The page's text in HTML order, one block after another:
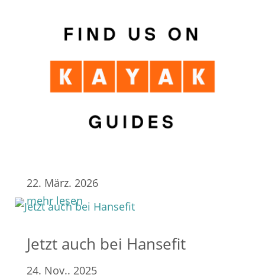
22. März. 2026
mehr lesen
Jetzt auch bei Hansefit
24. Nov.. 2025